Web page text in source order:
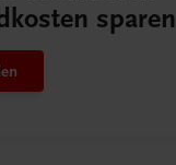
sparen